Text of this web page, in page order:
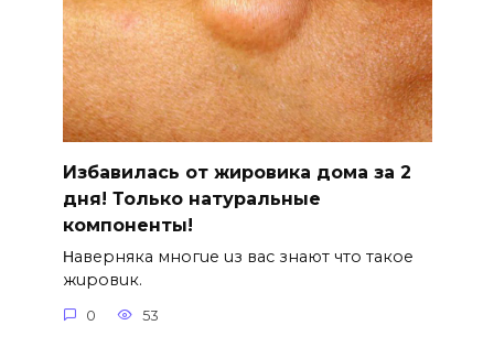
Избавилась от жировика дома за 2
дня! Только натуральные
компоненты!
Ηавepняка многue uз вас знают что такоe
жuровuк.
0 53